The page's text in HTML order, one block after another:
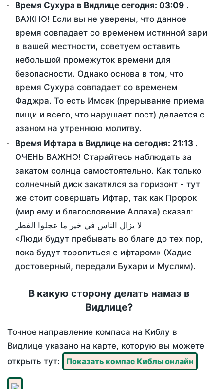
Время Сухура в Видлице сегодня: 03:09 .
ВАЖНО! Если вы не уверены, что данное
время совпадает со временем истинной зари
в вашей местности, советуем оставить
небольшой промежуток времени для
безопасности. Однако основа в том, что
время Сухура совпадает со временем
Фаджра. То есть Имсак (прерывание приема
пищи и всего, что нарушает пост) делается с
азаном на утреннюю молитву.
Время Ифтара в Видлице на сегодня: 21:13 .
ОЧЕНЬ ВАЖНО! Старайтесь наблюдать за
закатом солнца самостоятельно. Как только
солнечный диск закатился за горизонт - тут
же стоит совершать Ифтар, так как Пророк
(мир ему и благословение Аллаха) сказал:
لا يزال الناس في خير ما عجلوا الفطر
«Люди будут пребывать во благе до тех пор,
пока будут торопиться с ифтаром» (Хадис
достоверный, передали Бухари и Муслим).
В какую сторону делать намаз в
Видлице?
Точное направление компаса на Киблу в
Видлице указано на карте, которую вы можете
открыть тут:
Показать компас Киблы онлайн